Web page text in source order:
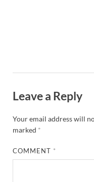
Leave a Reply
Your email address will
marked *
COMMENT *